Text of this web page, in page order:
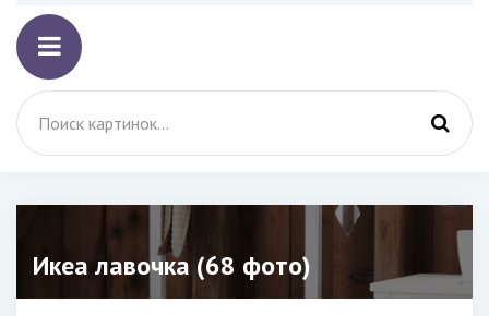
Икеа лавочка (68 фото)